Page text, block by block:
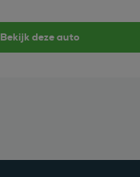
Bekijk deze auto